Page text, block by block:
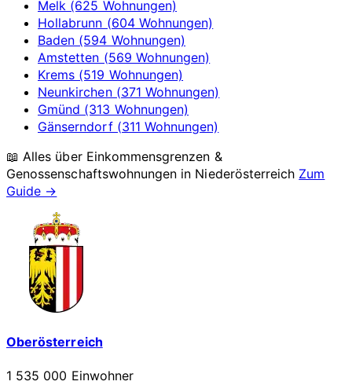
Melk (625 Wohnungen)
Hollabrunn (604 Wohnungen)
Baden (594 Wohnungen)
Amstetten (569 Wohnungen)
Krems (519 Wohnungen)
Neunkirchen (371 Wohnungen)
Gmünd (313 Wohnungen)
Gänserndorf (311 Wohnungen)
📖 Alles über Einkommensgrenzen &
Genossenschaftswohnungen in Niederösterreich Zum
Guide →
Oberösterreich
1 535 000 Einwohner